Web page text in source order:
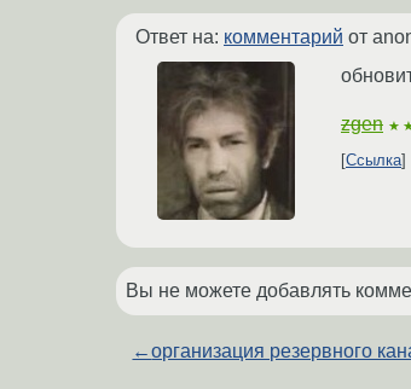
Ответ на: комментарий от
zgen
Ссылка
Вы не можете добавлять
←организация резервного